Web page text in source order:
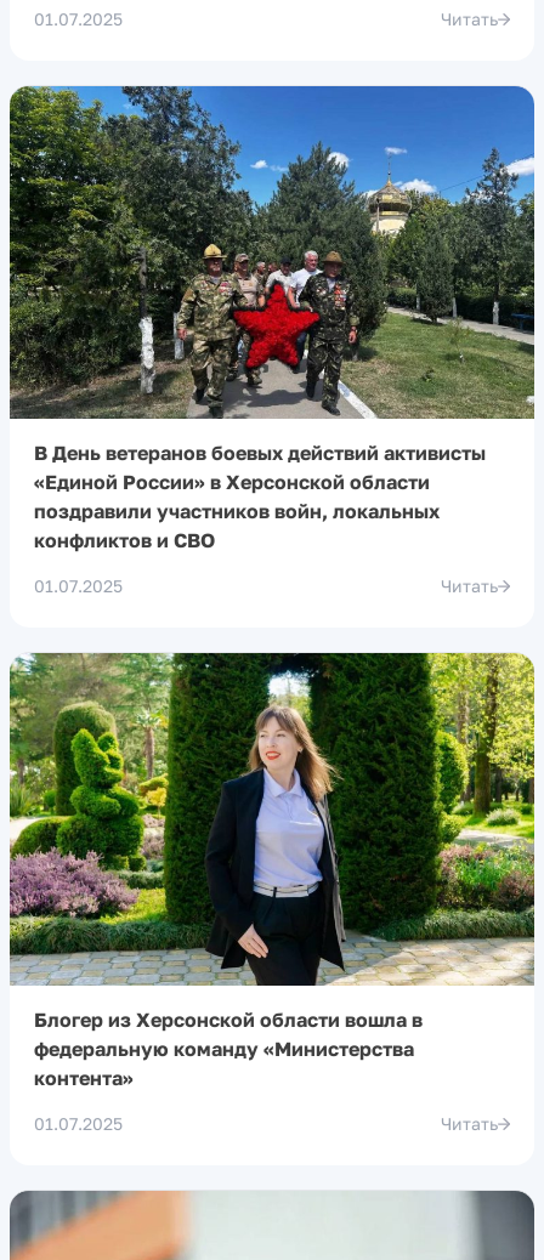
01.07.2025 Читать
В День ветеранов боевых действий активисты
«Единой России» в Херсонской области
поздравили участников войн, локальных
конфликтов и СВО
01.07.2025 Читать
Блогер из Херсонской области вошла в
федеральную команду «Министерства
контента»
01.07.2025 Читать